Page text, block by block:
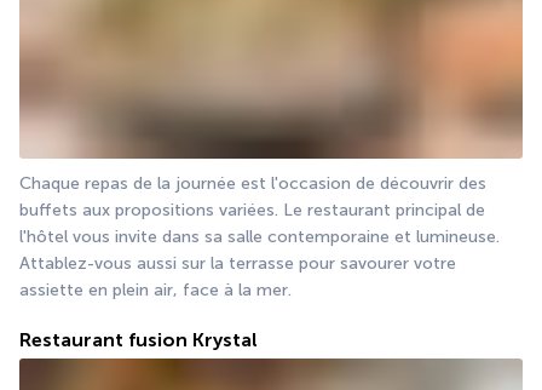
Chaque repas de la journée est l'occasion de découvrir des
buffets aux propositions variées. Le restaurant principal de
l'hôtel vous invite dans sa salle contemporaine et lumineuse.
Attablez-vous aussi sur la terrasse pour savourer votre
assiette en plein air, face à la mer.
Restaurant fusion Krystal